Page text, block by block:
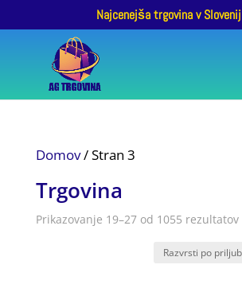
Najcenejša trgovina v
Domov/ Stran 3
Trgovina
Prikazovanje 19–27 od 1055 rezultatov